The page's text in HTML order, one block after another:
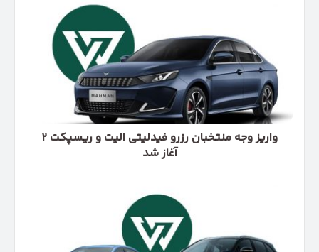
فیدلیتی
الیت
ریسپکت
۲
واریز وجه منتخبان رزرو فیدلیتی الیت و ریسپکت ۲
آغاز شد